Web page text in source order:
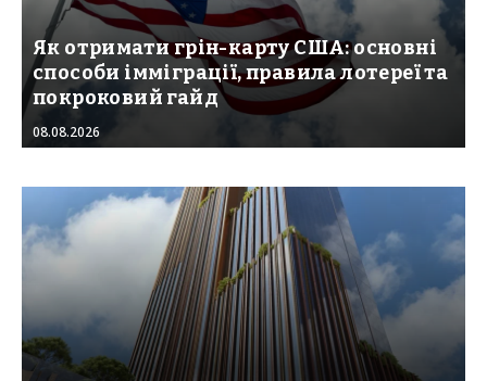
Як отримати грін-карту США: основні
способи імміграції, правила лотереї та
покроковий гайд
08.08.2026